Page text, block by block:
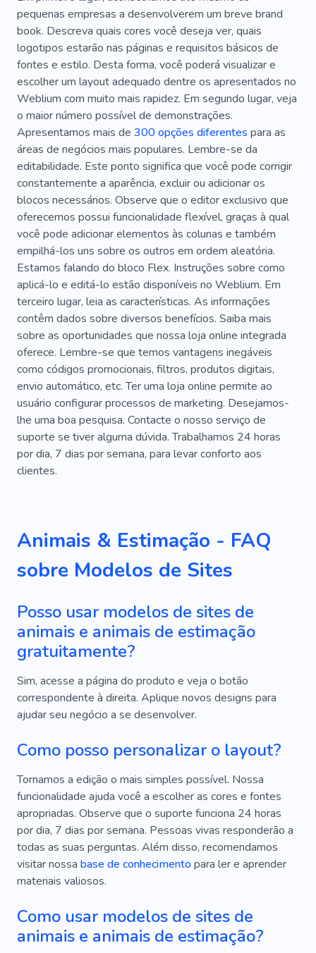
pequenas empresas a desenvolverem um breve brand
book. Descreva quais cores você deseja ver, quais
logotipos estarão nas páginas e requisitos básicos de
fontes e estilo. Desta forma, você poderá visualizar e
escolher um layout adequado dentre os apresentados no
Weblium com muito mais rapidez. Em segundo lugar, veja
o maior número possível de demonstrações.
Apresentamos mais de 300 opções diferentes para as
áreas de negócios mais populares. Lembre-se da
editabilidade. Este ponto significa que você pode corrigir
constantemente a aparência, excluir ou adicionar os
blocos necessários. Observe que o editor exclusivo que
oferecemos possui funcionalidade flexível, graças à qual
você pode adicionar elementos às colunas e também
empilhá-los uns sobre os outros em ordem aleatória.
Estamos falando do bloco Flex. Instruções sobre como
aplicá-lo e editá-lo estão disponíveis no Weblium. Em
terceiro lugar, leia as características. As informações
contêm dados sobre diversos benefícios. Saiba mais
sobre as oportunidades que nossa loja online integrada
oferece. Lembre-se que temos vantagens inegáveis ​​
como códigos promocionais, filtros, produtos digitais,
envio automático, etc. Ter uma loja online permite ao
usuário configurar processos de marketing. Desejamos-
lhe uma boa pesquisa. Contacte o nosso serviço de
suporte se tiver alguma dúvida. Trabalhamos 24 horas
por dia, 7 dias por semana, para levar conforto aos
clientes.
Animais & Estimação - FAQ
sobre Modelos de Sites
Posso usar modelos de sites de
animais e animais de estimação
gratuitamente?
Sim, acesse a página do produto e veja o botão
correspondente à direita. Aplique novos designs para
ajudar seu negócio a se desenvolver.
Como posso personalizar o layout?
Tornamos a edição o mais simples possível. Nossa
funcionalidade ajuda você a escolher as cores e fontes
apropriadas. Observe que o suporte funciona 24 horas
por dia, 7 dias por semana. Pessoas vivas responderão a
todas as suas perguntas. Além disso, recomendamos
visitar nossa base de conhecimento para ler e aprender
materiais valiosos.
Como usar modelos de sites de
animais e animais de estimação?